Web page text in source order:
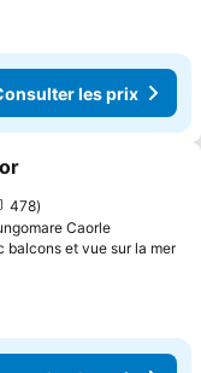
les prix
favoris
478
Caorle
balcons et vue sur la mer